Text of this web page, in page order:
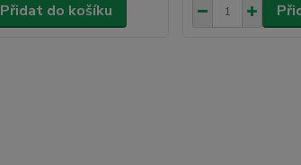
Přidat do košíku